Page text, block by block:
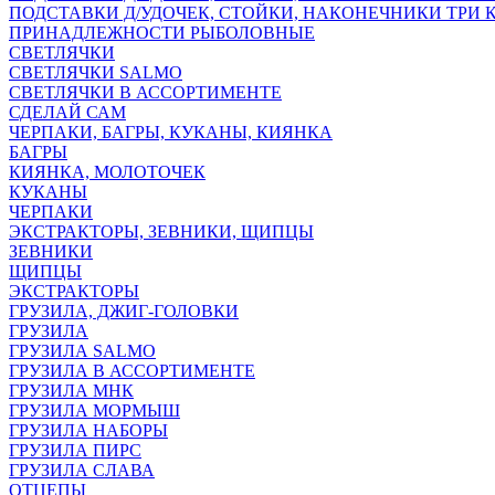
ПОДСТАВКИ Д/УДОЧЕК, СТОЙКИ, НАКОНЕЧНИКИ ТРИ
ПРИНАДЛЕЖНОСТИ РЫБОЛОВНЫЕ
СВЕТЛЯЧКИ
СВЕТЛЯЧКИ SALMO
СВЕТЛЯЧКИ В АССОРТИМЕНТЕ
СДЕЛАЙ САМ
ЧЕРПАКИ, БАГРЫ, КУКАНЫ, КИЯНКА
БАГРЫ
КИЯНКА, МОЛОТОЧЕК
КУКАНЫ
ЧЕРПАКИ
ЭКСТРАКТОРЫ, ЗЕВНИКИ, ЩИПЦЫ
ЗЕВНИКИ
ЩИПЦЫ
ЭКСТРАКТОРЫ
ГРУЗИЛА, ДЖИГ-ГОЛОВКИ
ГРУЗИЛА
ГРУЗИЛА SALMO
ГРУЗИЛА В АССОРТИМЕНТЕ
ГРУЗИЛА МНК
ГРУЗИЛА МОРМЫШ
ГРУЗИЛА НАБОРЫ
ГРУЗИЛА ПИРС
ГРУЗИЛА СЛАВА
ОТЦЕПЫ